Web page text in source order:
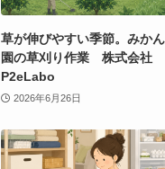
草が伸びやすい季節。みか
園の草刈り作業 株式会社
P2eLabo
2026年6月26日